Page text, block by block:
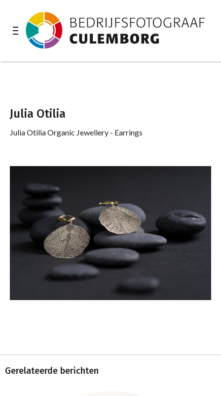
Julia Otilia
Julia Otilia Organic Jewellery - Earrings
Gerelateerde berichten